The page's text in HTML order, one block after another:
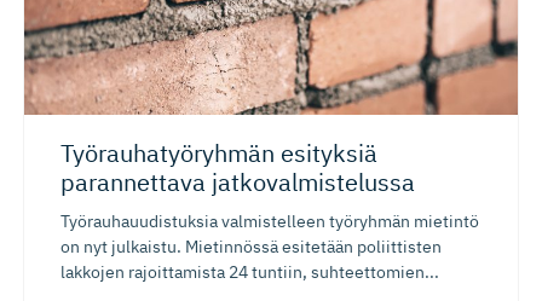
Työrauhatyö­ryhmän esityksiä
parannettava jatkovalmis­telussa
Työrauhauudistuksia valmistelleen työryhmän mietintö
on nyt julkaistu. Mietinnössä esitetään poliittisten
lakkojen rajoittamista 24 tuntiin, suhteettomien...